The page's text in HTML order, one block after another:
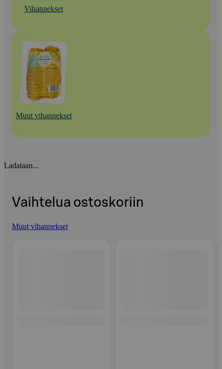
Vihannekset
Muut vihannekset
Ladataan...
Vaihtelua ostoskoriin
Muut vihannekset